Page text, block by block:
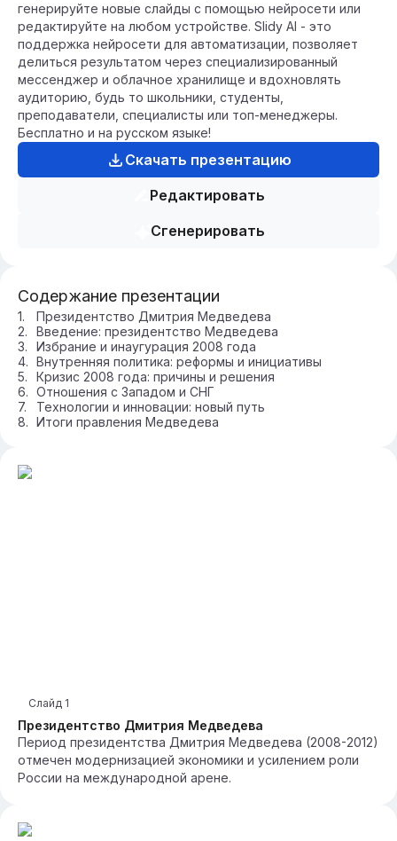
генерируйте новые слайды с помощью нейросети или
редактируйте на любом устройстве. Slidy AI - это
поддержка нейросети для автоматизации, позволяет
делиться результатом через специализированный
мессенджер и облачное хранилище и вдохновлять
аудиторию, будь то школьники, студенты,
преподаватели, специалисты или топ-менеджеры.
Бесплатно и на русском языке!
Скачать презентацию
Редактировать
Сгенерировать
Содержание презентации
Президентство Дмитрия Медведева
Введение: президентство Медведева
Избрание и инаугурация 2008 года
Внутренняя политика: реформы и инициативы
Кризис 2008 года: причины и решения
Отношения с Западом и СНГ
Технологии и инновации: новый путь
Итоги правления Медведева
Президентство Дмитрия Медведева
Слайд 1
Период президентства Дмитрия Медведева (2008-2012)
отмечен модернизацией экономики и усилением роли
России на международной арене.